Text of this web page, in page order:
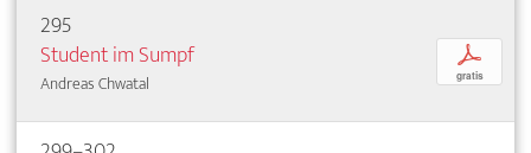
295
Student im Sumpf
Andreas Chwatal
p
gratis